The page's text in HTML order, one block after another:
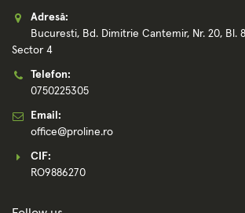
Adresă:
Bucuresti, Bd. Dimitrie Cantemir, Nr. 20, Bl.
Sector 4
Telefon:
0750225305
Email:
office@proline.ro
CIF:
RO9886270